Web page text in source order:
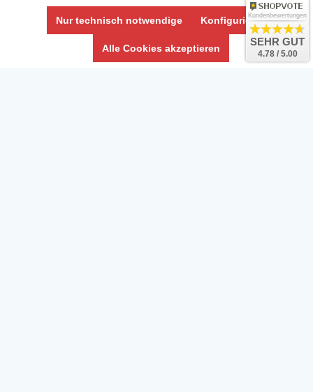
Nur technisch notwendige Konfigurieren
Alle Cookies akzeptieren
Kundenbewertungen
SEHR GUT
4.78 / 5.00